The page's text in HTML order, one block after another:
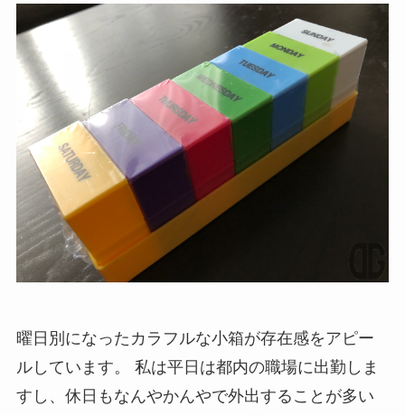
曜日別になったカラフルな小箱が存在感をアピー
ルしています。 私は平日は都内の職場に出勤しま
すし、休日もなんやかんやで外出することが多い